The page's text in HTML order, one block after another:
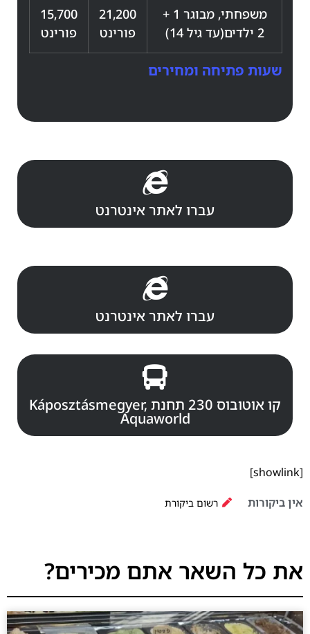
משפחתי, מבוגר 1 +
2 ילדים(עד גיל 14)
21,200
פורינט
15,700
פורינט
שעות פתיחה ומחירים
עברו לאתר אינטרנט
עברו לאתר אינטרנט
קו אוטובוס 230 תחנת Káposztásmegyer,
Aquaworld
[showlink]
אין ביקורות רשום ביקורת
את כל השאר אתם מכירים?